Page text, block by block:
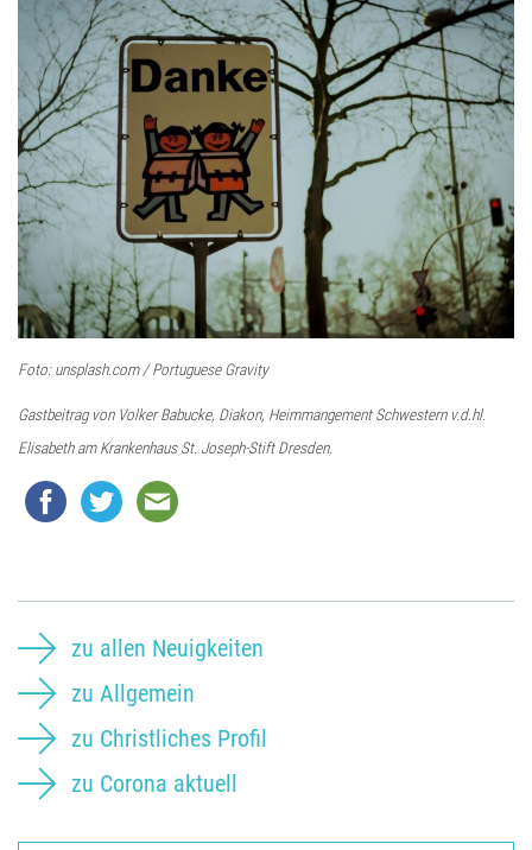
Foto: unsplash.com / Portuguese Gravity
Gastbeitrag von Volker Babucke, Diakon, Heimmangement Schwestern v.d.hl.
Elisabeth am Krankenhaus St. Joseph-Stift Dresden.
zu allen Neuigkeiten
zu Allgemein
zu Christliches Profil
zu Corona aktuell